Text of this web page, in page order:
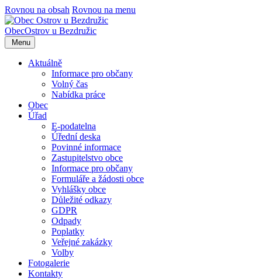
Rovnou na obsah Rovnou na menu
ObecOstrov u Bezdružic
Menu
Aktuálně
Informace pro občany
Volný čas
Nabídka práce
Obec
Úřad
E-podatelna
Úřední deska
Povinné informace
Zastupitelstvo obce
Informace pro občany
Formuláře a žádosti obce
Vyhlášky obce
Důležité odkazy
GDPR
Odpady
Poplatky
Veřejné zakázky
Volby
Fotogalerie
Kontakty